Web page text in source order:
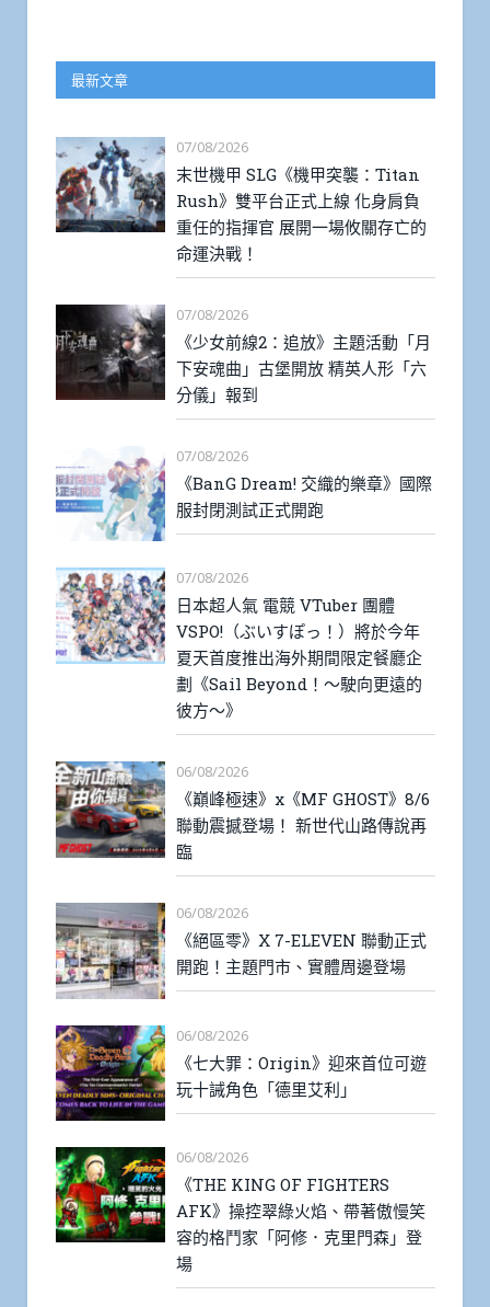
最新文章
07/08/2026
末世機甲 SLG《機甲突襲：Titan
Rush》雙平台正式上線 化身肩負
重任的指揮官 展開一場攸關存亡的
命運決戰！
07/08/2026
《少女前線2：追放》主題活動「月
下安魂曲」古堡開放 精英人形「六
分儀」報到
07/08/2026
《BanG Dream! 交織的樂章》國際
服封閉測試正式開跑
07/08/2026
日本超人氣 電競 VTuber 團體
VSPO!（ぶいすぽっ！）將於今年
夏天首度推出海外期間限定餐廳企
劃《Sail Beyond！～駛向更遠的
彼方～》
06/08/2026
《巔峰極速》x《MF GHOST》8/6
聯動震撼登場！ 新世代山路傳說再
臨
06/08/2026
《絕區零》X 7-ELEVEN 聯動正式
開跑！主題門市、實體周邊登場
06/08/2026
《七大罪：Origin》迎來首位可遊
玩十誡角色「德里艾利」
06/08/2026
《THE KING OF FIGHTERS
AFK》操控翠綠火焰、帶著傲慢笑
容的格鬥家「阿修．克里門森」登
場